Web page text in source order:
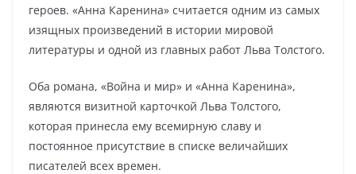
героев. «Анна Каренина» считается одним из самых
изящных произведений в истории мировой
литературы и одной из главных работ Льва Толстого.
Оба романа, «Война и мир» и «Анна Каренина»,
являются визитной карточкой Льва Толстого,
которая принесла ему всемирную славу и
постоянное присутствие в списке величайших
писателей всех времен.